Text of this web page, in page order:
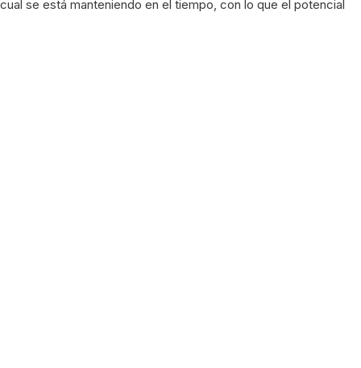
cual se está manteniendo en el tiempo, con lo que el potencial